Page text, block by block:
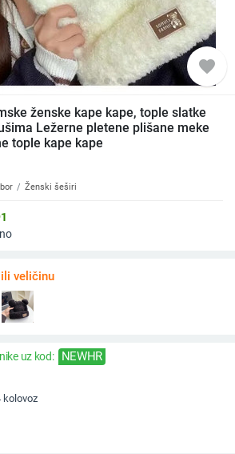
favorite
ženske kape kape, tople slatke
Ležerne pletene plišane meke
tople kape kape
Ženski šeširi
veličinu
uz kod: NEWHR
kolovoz